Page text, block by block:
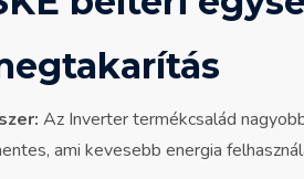
Az Inverter termékcsalád
ami kevesebb energia